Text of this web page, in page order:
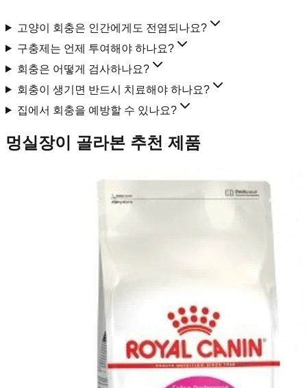
고양이 회충은 인간에게도 전염되나요?
구충제는 언제 투여해야 하나요?
회충은 어떻게 검사하나요?
회충이 생기면 반드시 치료해야 하나요?
집에서 회충을 예방할 수 있나요?
멍실장이 골라본 추천 제품